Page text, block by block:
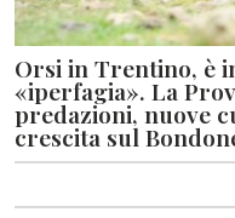
Orsi in Trentino, è
«iperfagia». La
predazioni, nuove
crescita sul